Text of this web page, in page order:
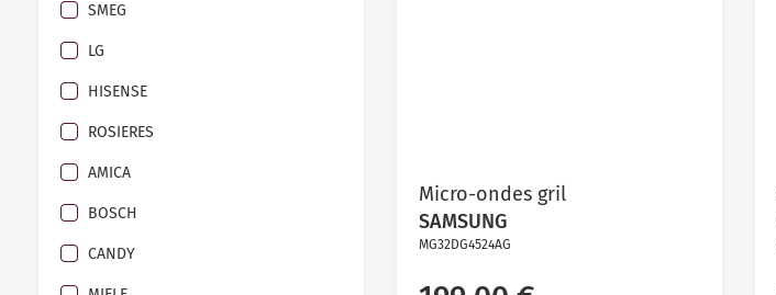
SMEG
LG
HISENSE
ROSIERES
AMICA
BOSCH
CANDY
Micro-ondes gril
SAMSUNG
MG32DG4524AG